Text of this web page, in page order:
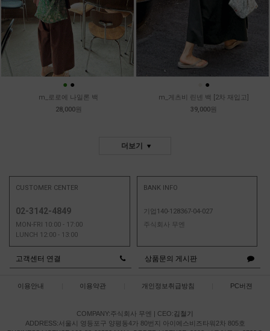
● ●
m_로로에 나일론 백
28,000원
●
m_게츠비 린넨 백 [2차 재입고]
39,000원
더보기
CUSTOMER CENTER
02-3142-4849
MON-FRI 10:00 - 17:00
LUNCH 12:00 - 13:00
BANK INFO
기업140-128367-04-027
주식회사 무엔
고객센터 연결 상품문의 게시판
이용안내 이용약관 개인정보취급방침 PC버젼
COMPANY:주식회사 무엔 | CEO:김철기
ADDRESS:서울시 영등포구 양평동4가 80번지 아이에스비즈타워2차 805호